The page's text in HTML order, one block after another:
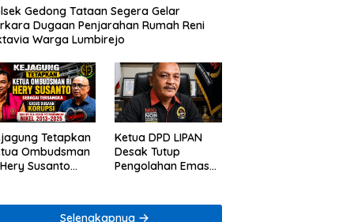
Gedong Tataan Segera Gelar
Dugaan Penjarahan Rumah Reni
Warga Lumbirejo
Tetapkan
Ombudsman
Susanto
Kelola
Ketua DPD LIPAN
Desak Tutup
Pengolahan Emas
Selengkapnya